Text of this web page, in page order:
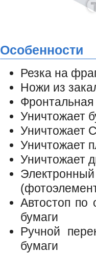
Особенности
Резка на
Ножи из
Фронтальная
Уничтожает
Уничтожает
Уничтожает
Уничтожает
Автостоп по
бумаги
Ручной
бумаги